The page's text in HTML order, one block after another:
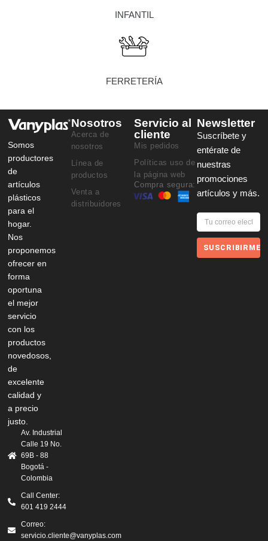
INFANTIL
FERRETERÍA
Somos
productores
de
artículos
plásticos
para el
hogar.
Nos
proponemos
ofrecer en
forma
oportuna
el mejor
servicio
con los
productos
novedosos,
de
excelente
calidad y
a precio
justo.
Av. Industrial
Calle 19 No.
69B - 88
Bogotá -
Colombia
Call Center:
601 419 2444
Correo:
servicio.cliente@vanyplas.com
Nosotros
Acerca de
nosotros
Línea de
productos
Venta a
distribuidores
Servicio al
cliente
Mis pedidos
Políticas uso de
la página web
Compra segura:
Newsletter
Suscríbete y
entérate de
nuestras
promociones
artículos y más.
SUSCRIBIRME